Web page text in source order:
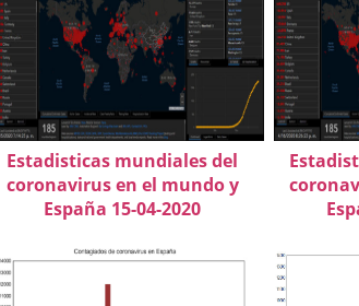
Estadisticas mundiales del
coronavirus en el mundo y
España 15-04-2020